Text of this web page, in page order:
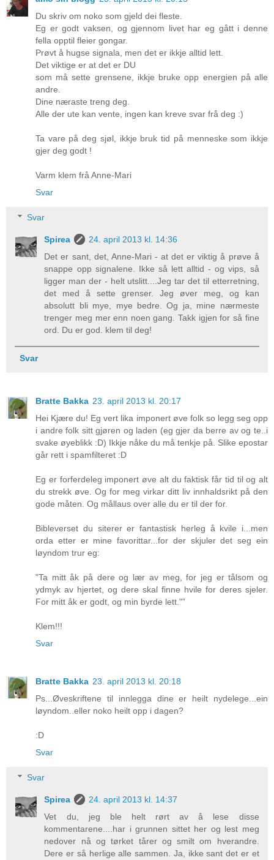
Du skriv om noko som gjeld dei fleste.
Eg er godt vaksen, og gjennom livet har eg gått i denne
fella opptil fleier gongar.
Prøvt å hugse signala, men det er ikkje alltid lett.
Det viktige er at det er DU
som må sette grensene, ikkje bruke opp energien på alle
andre.
Dine næraste treng deg.
Alle der ute kan vente, ingen kan kreve svar frå deg :)
Ta vare på deg sjøl, ikkje bruk tid på menneske som ikkje
gjer deg godt !
Varm klem frå Anne-Mari
Svar
Svar
Spirea
24. april 2013 kl. 14:36
Det er sant, det, Anne-Mari - at det er viktig å prøve å
snappe opp signalene. Ikke så lett alltid - og vips, så
ligger man der - helt utslitt....Jeg tar det til etterretning,
det med å sette grenser. Jeg øver meg, og kan
absolutt bli mye, mye bedre. Og ja, mine nærmeste
trenger meg mer enn noen gang. Takk igjen for så fine
ord. Du er god. klem til deg!
Svar
Bratte Bakka 23. april 2013 kl. 20:17
Hei Kjære du! Eg vert lika imponert øve folk so legg seg opp
i andre folk sitt gjøren og laden (eg gjer da berre av og te..i
svake øyeblikk :D) Ikkje nåke du må tenkje på. Slike epostar
går rett i spamfilteret :D
Eg er forferdeleg imponert øve alt du faktisk får tid til og alt
du strekk øve. Og for meg virkar ditt liv innhaldsrikt på den
gode måten. Og mållaus over alle du er til der for.
Bibleverset du siterer er fantastisk herleg å kvile i...men
orda etter er mine favorittar...for der skjuler det seg ein
løyndom trur eg:
"Ta mitt åk på dere og lær av meg, for jeg er tålsom og
ydmyk av hjertet, og dere skal finne hvile for deres sjeler.
For mitt åk er godt, og min byrde lett."”
Klem!!!
Svar
Bratte Bakka 23. april 2013 kl. 20:18
Ps...Øveskriftene til innlegga dine er heilt nydelege...ein
løyndom..eller noko heilt opp i dagen?
:D
Svar
Svar
Spirea
24. april 2013 kl. 14:37
Vet du, jeg ble helt rørt av å lese disse
kommentarene....har i grunnen sittet her og lest meg
nedover nå og tørket tårer og smilt om hverandre.
Dere er så herlige alle sammen. Ja, ikke sant det er et